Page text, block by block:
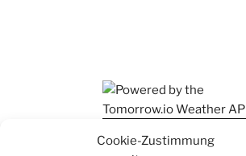
Cookie-Zustimmung